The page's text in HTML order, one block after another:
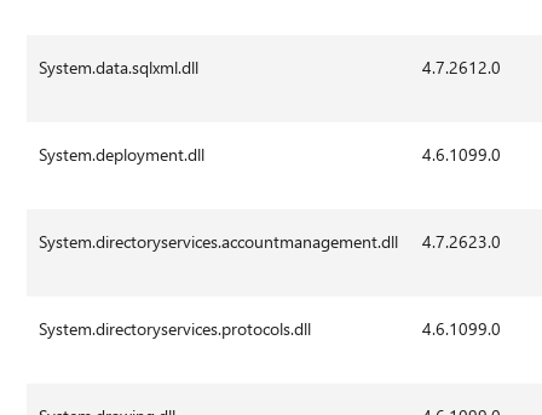
System.data.sqlxml.dll 4.7.2612.0
System.deployment.dll 4.6.1099.0
System.directoryservices.accountmanagement.dll 4.7.2623.0
System.directoryservices.protocols.dll 4.6.1099.0